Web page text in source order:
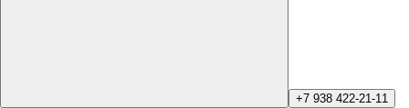
+7 938 422-21-11